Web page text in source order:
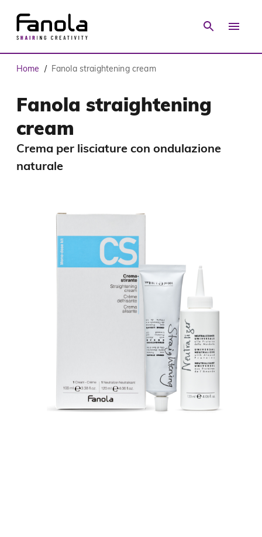
Home / Fanola straightening cream
Fanola straightening
cream
Crema per lisciature con ondulazione
naturale